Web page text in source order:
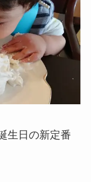
生日の新定番